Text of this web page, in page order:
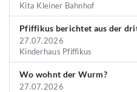
Kita Kleiner Bahnhof
Pfiffikus berichtet aus der
27.07.2026
Kinderhaus Pfiffikus
Wo wohnt der Wurm?
27.07.2026